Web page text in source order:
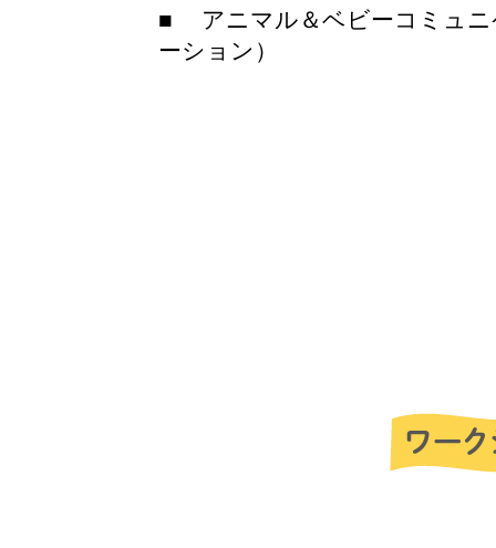
■ アニマル＆ベビーコミュニ
ーション）